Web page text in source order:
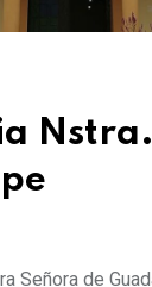
Señora de